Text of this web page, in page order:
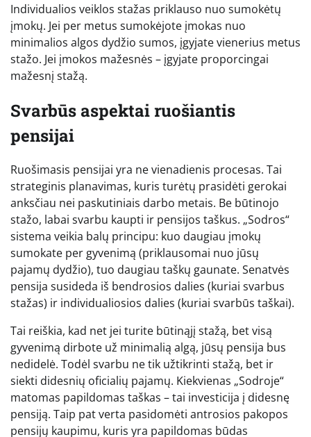
Individualios veiklos stažas priklauso nuo sumokėtų
įmokų. Jei per metus sumokėjote įmokas nuo
minimalios algos dydžio sumos, įgyjate vienerius metus
stažo. Jei įmokos mažesnės – įgyjate proporcingai
mažesnį stažą.
Svarbūs aspektai ruošiantis
pensijai
Ruošimasis pensijai yra ne vienadienis procesas. Tai
strateginis planavimas, kuris turėtų prasidėti gerokai
anksčiau nei paskutiniais darbo metais. Be būtinojo
stažo, labai svarbu kaupti ir pensijos taškus. „Sodros“
sistema veikia balų principu: kuo daugiau įmokų
sumokate per gyvenimą (priklausomai nuo jūsų
pajamų dydžio), tuo daugiau taškų gaunate. Senatvės
pensija susideda iš bendrosios dalies (kuriai svarbus
stažas) ir individualiosios dalies (kuriai svarbūs taškai).
Tai reiškia, kad net jei turite būtinąjį stažą, bet visą
gyvenimą dirbote už minimalią algą, jūsų pensija bus
nedidelė. Todėl svarbu ne tik užtikrinti stažą, bet ir
siekti didesnių oficialių pajamų. Kiekvienas „Sodroje“
matomas papildomas taškas – tai investicija į didesnę
pensiją. Taip pat verta pasidomėti antrosios pakopos
pensijų kaupimu, kuris yra papildomas būdas